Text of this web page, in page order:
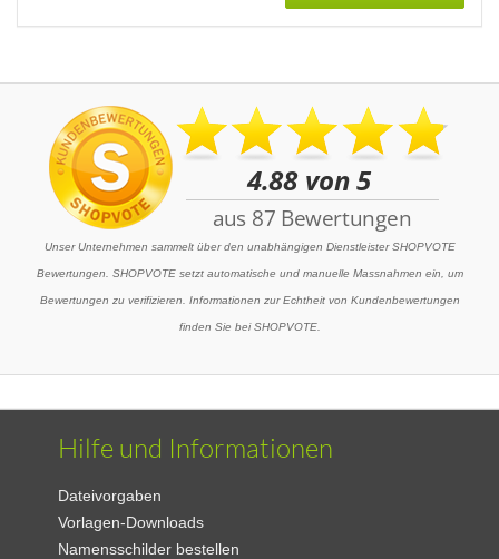
Unser Unternehmen sammelt über den unabhängigen Dienstleister SHOPVOTE
Bewertungen. SHOPVOTE setzt automatische und manuelle Massnahmen ein, um
Bewertungen zu verifizieren. Informationen zur Echtheit von Kundenbewertungen
finden Sie bei SHOPVOTE.
Hilfe und Informationen
Dateivorgaben
Vorlagen-Downloads
Namensschilder bestellen